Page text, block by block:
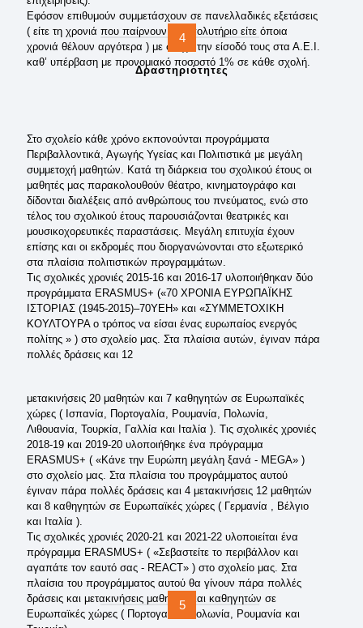
Εφόσον επιθυμούν συμμετάσχουν σε πανελλαδικές εξετάσεις
( είτε τη χρονιά που παίρνουν το απολυτήριο είτε όποια
χρονιά θέλουν αργότερα ) με στόχο την είσοδό τους στα Α.Ε.Ι.
καθ’ υπέρβαση με προνομιακό ποσοστό 1% σε κάθε σχολή.
4
Δραστηριότητες
Στο σχολείο κάθε χρόνο εκπονούνται προγράμματα
Περιβαλλοντικά, Αγωγής Υγείας και Πολιτιστικά με μεγάλη
συμμετοχή μαθητών. Κατά τη διάρκεια του σχολικού έτους οι
μαθητές μας παρακολουθούν θέατρο, κινηματογράφο και
δίδονται διαλέξεις από ανθρώπους του πνεύματος, ενώ στο
τέλος του σχολικού έτους παρουσιάζονται θεατρικές και
μουσικοχορευτικές παραστάσεις. Μεγάλη επιτυχία έχουν
επίσης και οι εκδρομές που διοργανώνονται στο εξωτερικό
στα πλαίσια πολιτιστικών προγραμμάτων.
Τις σχολικές χρονιές 2015-16 και 2016-17 υλοποιήθηκαν δύο
προγράμματα ERASMUS+ («70 ΧΡΟΝΙΑ ΕΥΡΩΠΑΪΚΗΣ
ΙΣΤΟΡΙΑΣ (1945-2015)–70ΥΕΗ» και «ΣΥΜΜΕΤΟΧΙΚΗ
ΚΟΥΛΤΟΥΡΑ ο τρόπος να είσαι ένας ευρωπαίος ενεργός
πολίτης » ) στο σχολείο μας. Στα πλαίσια αυτών, έγιναν πάρα
πολλές δράσεις και 12
μετακινήσεις 20 μαθητών και 7 καθηγητών σε Ευρωπαϊκές
χώρες ( Ισπανία, Πορτογαλία, Ρουμανία, Πολωνία,
Λιθουανία, Τουρκία, Γαλλία και Ιταλία ). Τις σχολικές χρονιές
2018-19 και 2019-20 υλοποιήθηκε ένα πρόγραμμα
ERASMUS+ ( «Κάνε την Ευρώπη μεγάλη ξανά - MEGA» )
στο σχολείο μας. Στα πλαίσια του προγράμματος αυτού
έγιναν πάρα πολλές δράσεις και 4 μετακινήσεις 12 μαθητών
και 8 καθηγητών σε Ευρωπαϊκές χώρες ( Γερμανία , Βέλγιο
και Ιταλία ).
Τις σχολικές χρονιές 2020-21 και 2021-22 υλοποιείται ένα
πρόγραμμα ERASMUS+ ( «Σεβαστείτε το περιβάλλον και
αγαπάτε τον εαυτό σας - REACT» ) στο σχολείο μας. Στα
πλαίσια του προγράμματος αυτού θα γίνουν πάρα πολλές
δράσεις και μετακινήσεις μαθητών και καθηγητών σε
Ευρωπαϊκές χώρες ( Πορτογαλία. Πολωνία, Ρουμανία και
5